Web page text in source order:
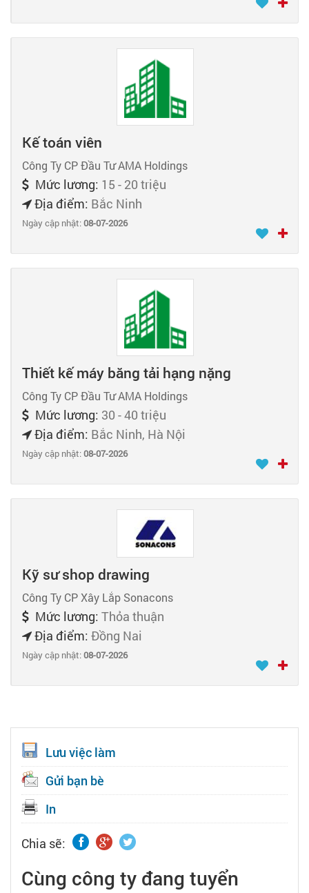
Kế toán viên
Công Ty CP Đầu Tư AMA Holdings
Mức lương: 15 - 20 triệu
Địa điểm: Bắc Ninh
Ngày cập nhật:08-07-2026
Thiết kế máy băng tải hạng nặng
Công Ty CP Đầu Tư AMA Holdings
Mức lương: 30 - 40 triệu
Địa điểm: Bắc Ninh, Hà Nội
Ngày cập nhật:08-07-2026
Kỹ sư shop drawing
Công Ty CP Xây Lắp Sonacons
Mức lương: Thỏa thuận
Địa điểm: Đồng Nai
Ngày cập nhật:08-07-2026
Lưu việc làm
Gửi bạn bè
In
Chia sẽ:
Cùng công ty đang tuyển